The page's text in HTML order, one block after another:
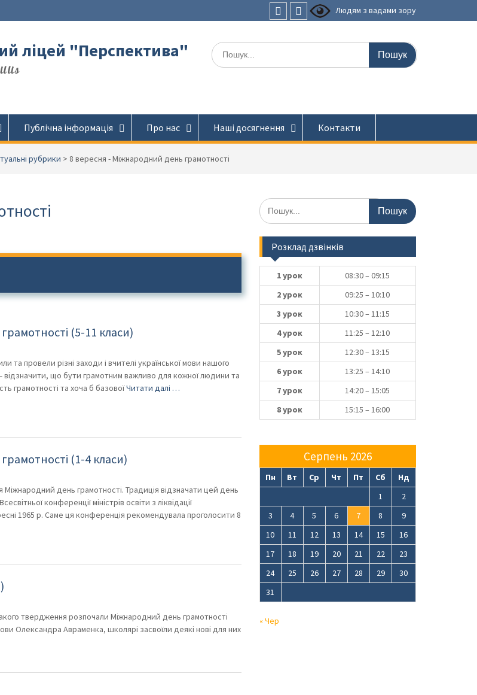
Людям з вадами зору
ліцей "Перспектива"
illis
Шукати:
Публічна інформація Про нас Наші досягнення Контакти
рубрики > 8 вересня - Міжнародний день грамотності
як незамінних інструментів, що необхідні для
(5-11 класи)
та провели різні заходи і вчителі української мови нашого
що бути грамотним важливо для кожної людини та
грамотності та хоча б базовоїЧитати далі …
(1-4 класи)
Міжнародний день грамотності. Традиція відзначати цей день
конференції міністрів освіти з ліквідації
1965 р. Саме ця конференція рекомендувала проголосити 8
твердження розпочали Міжнародний день грамотності
Олександра Авраменка, школярі засвоїли деякі нові для них
Шукати:
Розклад дзвінків
1 урок
08:30 – 09:15
2 урок
09:25 – 10:10
3 урок
10:30 – 11:15
4 урок
11:25 – 12:10
5 урок
12:30 – 13:15
6 урок
13:25 – 14:10
7 урок
14:20 – 15:05
8 урок
15:15 – 16:00
Серпень 2026
Пн Вт Ср Чт Пт Сб
Нд
1
2
3
4 5 6 7 8
9
10
11 12 13 14 15
16
17
18 19 20 21 22
23
24
25 26 27 28 29
30
31
« Чер